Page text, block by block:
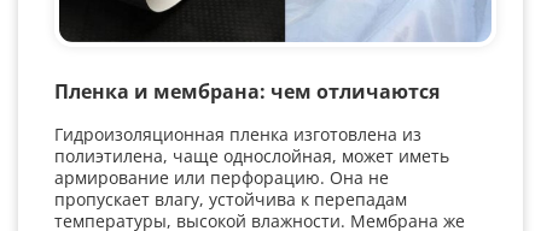
Пленка и мембрана: чем отличаются
Гидроизоляционная пленка изготовлена из
полиэтилена, чаще однослойная, может иметь
армирование или перфорацию. Она не
пропускает влагу, устойчива к перепадам
температуры, высокой влажности. Мембрана же